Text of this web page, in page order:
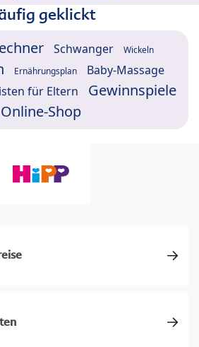
geklickt
Schwanger Wickeln
Ernährungsplan Baby-Massage
für Eltern
Gewinnspiele
Online-Shop